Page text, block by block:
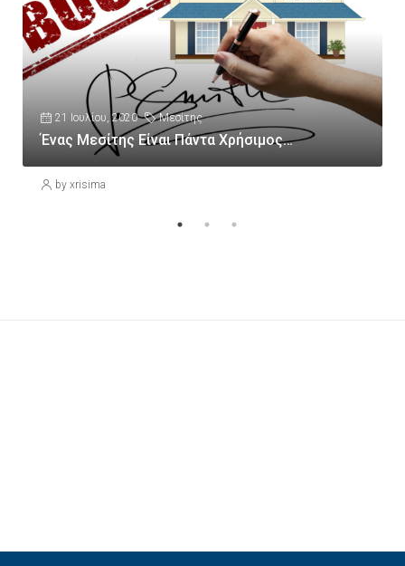
21 Ιουλίου, 2020 Μεσίτης
Ένας Μεσίτης Είναι Πάντα Χρήσιμος…
by xrisima